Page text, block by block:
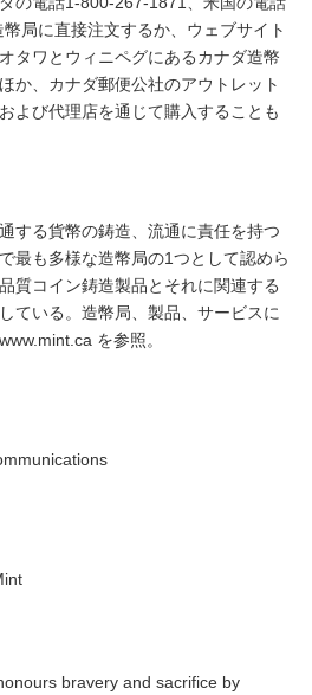
局に直接注文するか、ウェブサイト
タワとウィニペグにあるカナダ造幣
か、カナダ郵便公社のアウトレット
よび代理店を通じて購入することも
する貨幣の鋳造、流通に責任を持つ
最も多様な造幣局の1つとして認めら
質コイン鋳造製品とそれに関連する
ている。造幣局、製品、サービスに
を参照。
bravery and sacrifice by